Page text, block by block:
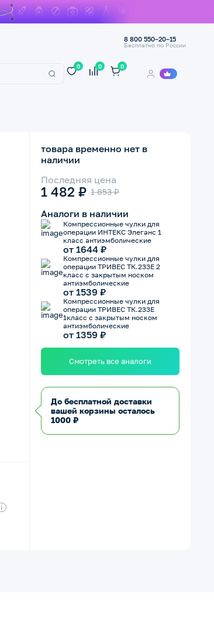
8 800 550–20–15
Бесплатно по России
0 0 0
i
товара временно нет в
наличии
Последняя цена
1 482 ₽
Аналоги в наличии
Компрессионные чулки для
операции ИНТЕКС Элеганс 1
класс антиэмболические
от 1644 ₽
Компрессионные чулки для
операции ТРИВЕС ТК.233Е 2
класс с закрытым носком
антиэмболические
от 1539 ₽
Компрессионные чулки для
операции ТРИВЕС ТК.233Е
1класс с закрытым носком
антиэмболические
от 1359 ₽
Смотреть все аналоги
До бесплатной доставки
вашей корзины осталось
1000 ₽